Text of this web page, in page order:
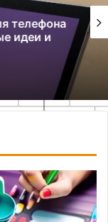
телефона
идеи и